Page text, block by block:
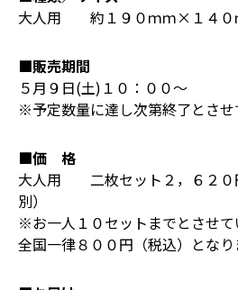
大人用 約１９０ｍｍ×１４０
■販売期間
５月９日(土)１０：００～
※予定数量に達し次第終了とさせ
■価 格
大人用 二枚セット２，６２０
別）
※お一人１０セットまでとさせて
全国一律８００円（税込）となり